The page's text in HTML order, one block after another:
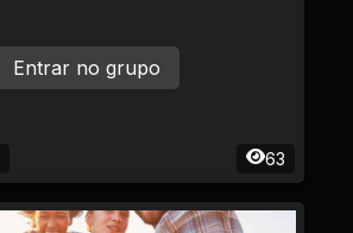
63
Entrar no grupo